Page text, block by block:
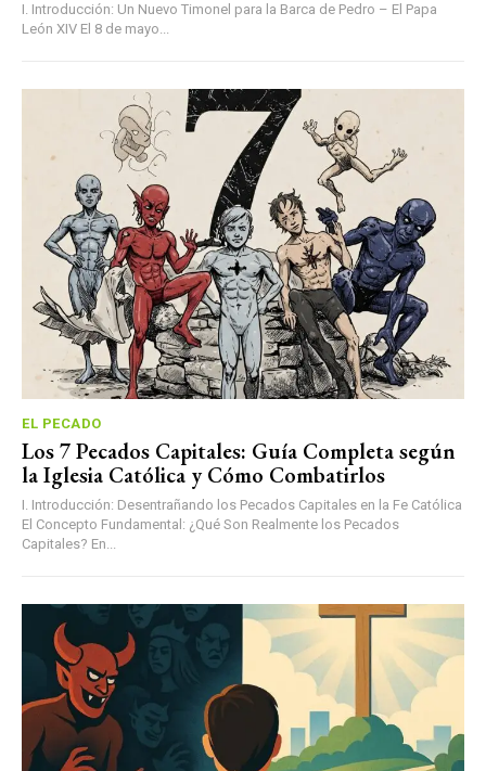
I. Introducción: Un Nuevo Timonel para la Barca de Pedro – El Papa
León XIV El 8 de mayo...
EL PECADO
Los 7 Pecados Capitales: Guía Completa según
la Iglesia Católica y Cómo Combatirlos
I. Introducción: Desentrañando los Pecados Capitales en la Fe Católica
El Concepto Fundamental: ¿Qué Son Realmente los Pecados
Capitales? En...